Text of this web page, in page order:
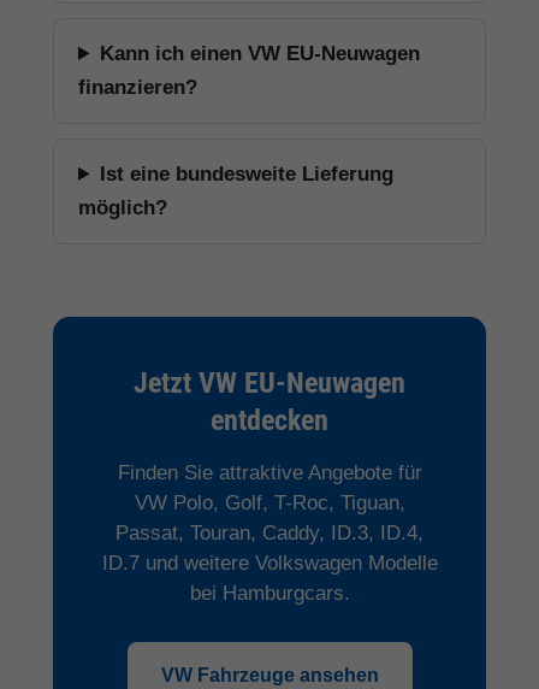
Kann ich einen VW EU-Neuwagen
finanzieren?
Ist eine bundesweite Lieferung
möglich?
Jetzt VW EU-Neuwagen
entdecken
Finden Sie attraktive Angebote für
VW Polo, Golf, T-Roc, Tiguan,
Passat, Touran, Caddy, ID.3, ID.4,
ID.7 und weitere Volkswagen Modelle
bei Hamburgcars.
VW Fahrzeuge ansehen